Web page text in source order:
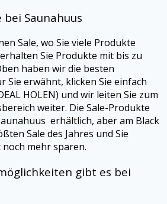
bei Saunahuus
Sale, wo Sie viele Produkte
Sie Produkte mit bis zu
haben wir die besten
Sie erwähnt, klicken Sie einfach
HOLEN) und wir leiten Sie zum
weiter. Die Sale-Produkte
erhältlich, aber am Black
Sale des Jahres und Sie
mehr sparen.
gibt es bei